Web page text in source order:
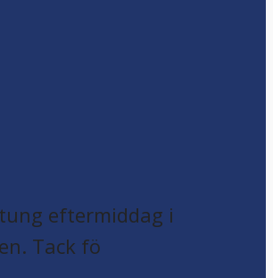
eftermiddag i
Tack fö